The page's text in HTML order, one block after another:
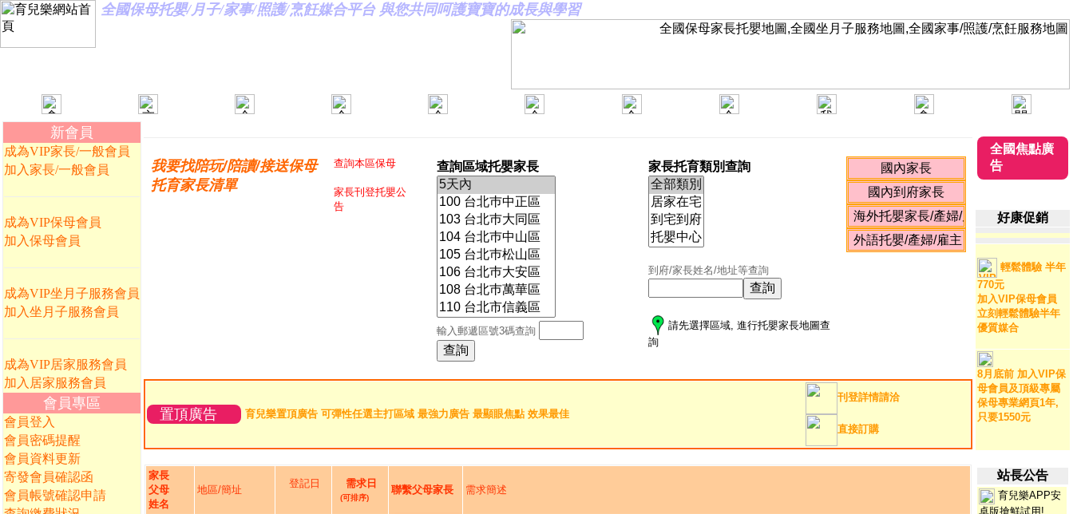
全國保母托嬰/月子/家事/照護/烹飪媒合平台 與您共同呵護寶寶的成長與學習
新會員
成為VIP家長/一般會員
加入家長/一般會員
成為VIP保母會員
加入保母會員
成為VIP坐月子服務會員
加入坐月子服務會員
成為VIP居家服務會員
加入居家服務會員
會員專區
會員登入
會員密碼提醒
會員資料更新
寄發會員確認函
會員帳號確認申請
我要找陪玩/陪讀/接送保母
托育家長清單
查詢本區保母
家長刊登托嬰公
告
查詢區域托嬰家長
輸入郵遞區號3碼查詢
家長托育類別查詢
到府/家長姓名/地址等查詢
請先選擇區域, 進行托嬰家長地圖查
詢
置頂廣告 育兒樂置頂廣告 可彈性任選主打區域 最強力廣告 最顯眼焦點 效果最佳
刊登詳情請洽
直接訂購
家長
父母
姓名
地區/簡址
登記日 需求日
(可排序)
聯繫父母家長 需求簡述
全國焦點廣
告
好康促銷
輕鬆體驗 半年
770元
加入VIP保母會員
立刻輕鬆體驗半年
優質媒合
8月底前 加入VIP保
母會員及頂級專屬
保母專業網頁1年,
只要1550元
站長公告
育兒樂APP安
卓版搶鮮試用!